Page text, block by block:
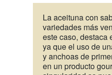
La aceituna con
variedades más
este caso, destaca
ya que el uso de
y anchoas de
en un producto